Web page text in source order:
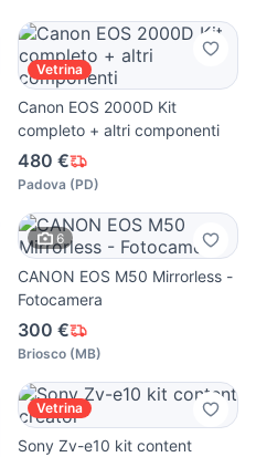
Vetrina
Canon EOS 2000D Kit
completo + altri componenti
480 €
Padova (PD)
6
CANON EOS M50 Mirrorless -
Fotocamera
300 €
Briosco (MB)
Vetrina
Sony Zv-e10 kit content